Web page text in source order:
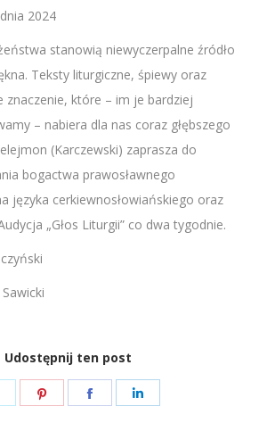
2024
stanowią niewyczerpalne źródło
Teksty liturgiczne, śpiewy oraz
znaczenie, które – im je bardziej
– nabiera dla nas coraz głębszego
(Karczewski) zaprasza do
bogactwa prawosławnego
języka cerkiewnosłowiańskiego oraz
„Głos Liturgii” co dwa tygodnie.
Udostępnij ten post
Share
Share
Share